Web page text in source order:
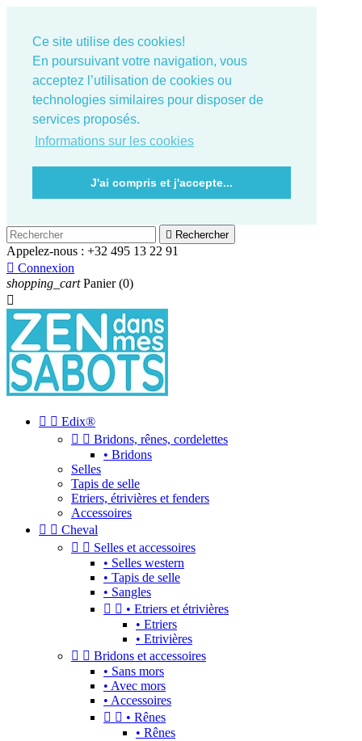
Ce site utilise des cookies!
En poursuivant votre navigation, vous
acceptez l’utilisation de cookies ou
technologies similaires pour disposer de
services proposés.
Informations sur les cookies
J'ai compris et j'accepte...
 Rechercher
Appelez-nous : +32 495 13 22 91
 Connexion
shopping_cart Panier (0)

  Edix®
  Bridons, rênes, cordelettes
• Bridons
Selles
Tapis de selle
Etriers, étrivières et fenders
Accessoires
  Cheval
  Selles et accessoires
• Selles western
• Tapis de selle
• Sangles
  • Etriers et étrivières
• Etriers
• Etrivières
  Bridons et accessoires
• Sans mors
• Avec mors
• Accessoires
  • Rênes
• Rênes